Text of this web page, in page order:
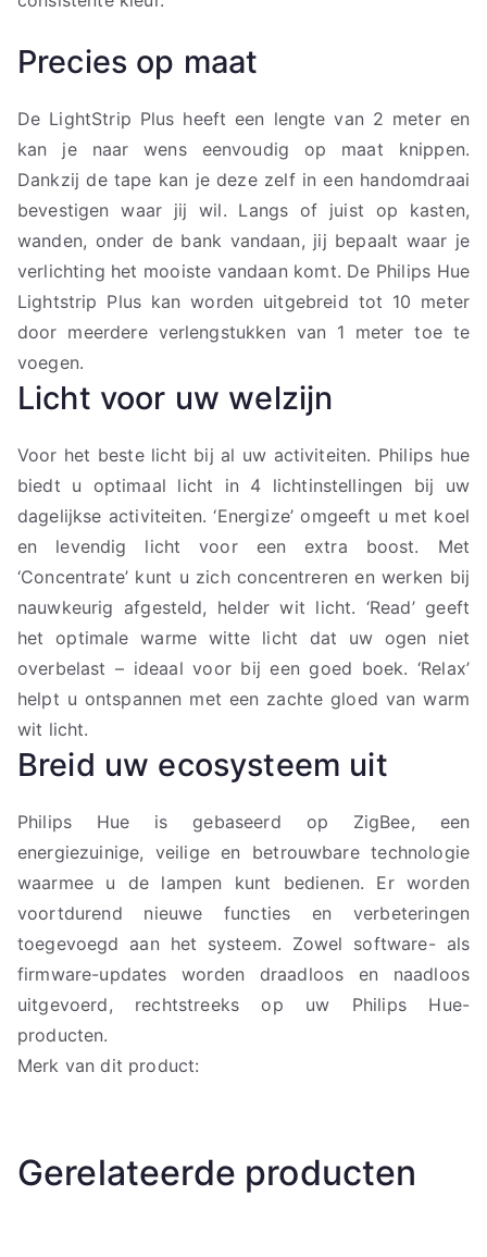
Precies op maat
De LightStrip Plus heeft een lengte van 2 meter en
kan je naar wens eenvoudig op maat knippen.
Dankzij de tape kan je deze zelf in een handomdraai
bevestigen waar jij wil. Langs of juist op kasten,
wanden, onder de bank vandaan, jij bepaalt waar je
verlichting het mooiste vandaan komt. De Philips Hue
Lightstrip Plus kan worden uitgebreid tot 10 meter
door meerdere verlengstukken van 1 meter toe te
voegen.
Licht voor uw welzijn
Voor het beste licht bij al uw activiteiten. Philips hue
biedt u optimaal licht in 4 lichtinstellingen bij uw
dagelijkse activiteiten. ‘Energize’ omgeeft u met koel
en levendig licht voor een extra boost. Met
‘Concentrate’ kunt u zich concentreren en werken bij
nauwkeurig afgesteld, helder wit licht. ‘Read’ geeft
het optimale warme witte licht dat uw ogen niet
overbelast – ideaal voor bij een goed boek. ‘Relax’
helpt u ontspannen met een zachte gloed van warm
wit licht.
Breid uw ecosysteem uit
Philips Hue is gebaseerd op ZigBee, een
energiezuinige, veilige en betrouwbare technologie
waarmee u de lampen kunt bedienen. Er worden
voortdurend nieuwe functies en verbeteringen
toegevoegd aan het systeem. Zowel software- als
firmware-updates worden draadloos en naadloos
uitgevoerd, rechtstreeks op uw Philips Hue-
producten.
Merk van dit product:
Gerelateerde producten